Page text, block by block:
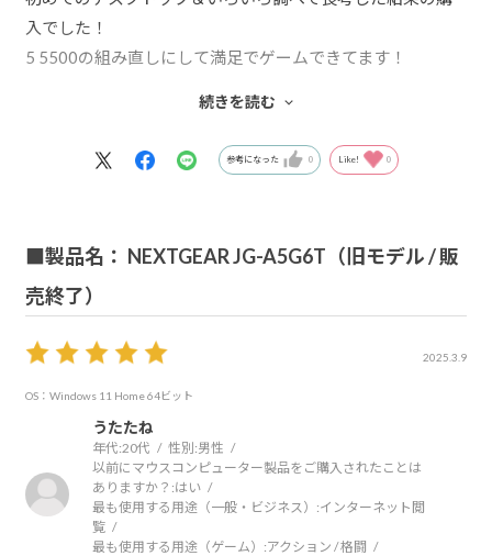
入でした！
5 5500の組み直しにして満足でゲームできてます！
りがとうございました！
続きを読む
参考になった 0 Like! 0
■製品名： NEXTGEAR JG-A5G6T（旧モデル / 販
売終了）
2025.3.9
OS：Windows 11 Home 64ビット
うたたね
年代:20代 性別:男性
以前にマウスコンピューター製品をご購入されたことは
ありますか？:はい
最も使用する用途（一般・ビジネス）:インターネット閲
覧
最も使用する用途（ゲーム）:アクション / 格闘